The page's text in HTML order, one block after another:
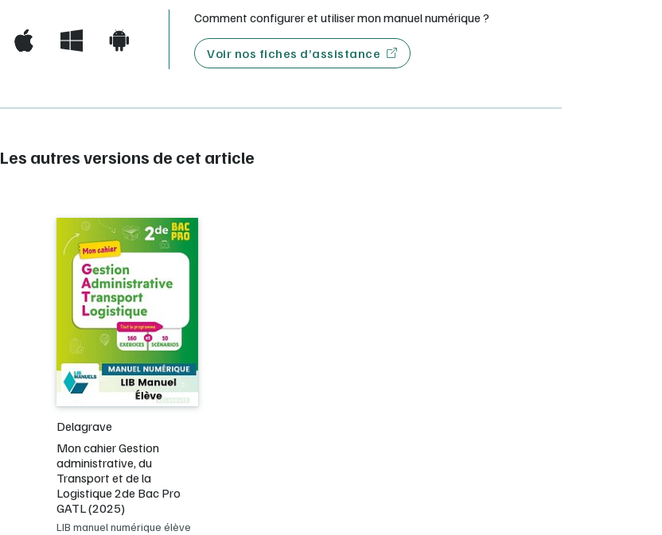
Comment configurer et utiliser mon manuel numérique ?
Voir nos fiches d’assistance
Les autres versions de cet article
Delagrave
Mon cahier Gestion
administrative, du
Transport et de la
Logistique 2de Bac Pro
GATL (2025)
LIB manuel numérique élève